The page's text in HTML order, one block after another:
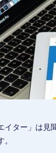
イター」は